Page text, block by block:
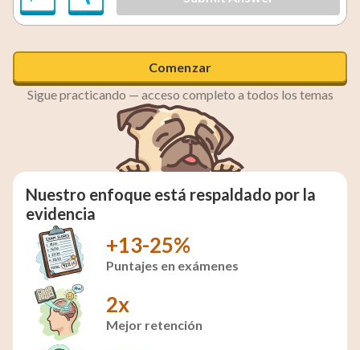
Comenzar
Sigue practicando — acceso completo a todos los temas
Nuestro enfoque está respaldado por la
evidencia
+13-25%
Puntajes en exámenes
2x
Mejor retención